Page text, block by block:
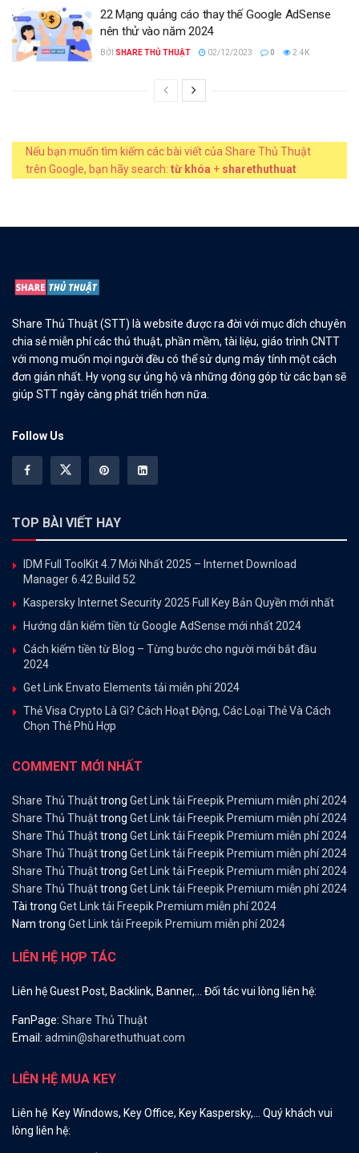
22 Mạng quảng cáo thay thế Google AdSense
nên thử vào năm 2024
BỞI SHARE THỦ THUẬT 02/12/2023 0 2.4K
Nếu bạn muốn tìm kiếm các bài viết của Share Thủ Thuật
trên Google, bạn hãy search: từ khóa + sharethuthuat
Share Thủ Thuật (STT) là website được ra đời với mục đích chuyên
chia sẻ miễn phí các thủ thuật, phần mềm, tài liệu, giáo trình CNTT
với mong muốn mọi người đều có thể sử dụng máy tính một cách
đơn giản nhất. Hy vọng sự ủng hộ và những đóng góp từ các bạn sẽ
giúp STT ngày càng phát triển hơn nữa.
Follow Us
TOP BÀI VIẾT HAY
IDM Full ToolKit 4.7 Mới Nhất 2025 – Internet Download
Manager 6.42 Build 52
Kaspersky Internet Security 2025 Full Key Bản Quyền mới nhất
Hướng dẫn kiếm tiền từ Google AdSense mới nhất 2024
Cách kiếm tiền từ Blog – Từng bước cho người mới bắt đầu
2024
Get Link Envato Elements tải miễn phí 2024
Thẻ Visa Crypto Là Gì? Cách Hoạt Động, Các Loại Thẻ Và Cách
Chọn Thẻ Phù Hợp
COMMENT MỚI NHẤT
Share Thủ Thuậttrong Get Link tải Freepik Premium miễn phí 2024
Share Thủ Thuậttrong Get Link tải Freepik Premium miễn phí 2024
Share Thủ Thuậttrong Get Link tải Freepik Premium miễn phí 2024
Share Thủ Thuậttrong Get Link tải Freepik Premium miễn phí 2024
Share Thủ Thuậttrong Get Link tải Freepik Premium miễn phí 2024
Share Thủ Thuậttrong Get Link tải Freepik Premium miễn phí 2024
Tài trong Get Link tải Freepik Premium miễn phí 2024
Nam trong Get Link tải Freepik Premium miễn phí 2024
LIÊN HỆ HỢP TÁC
Liên hệ Guest Post, Backlink, Banner,… Đối tác vui lòng liên hệ:
FanPage: Share Thủ Thuật
Email: admin@sharethuthuat.com
LIÊN HỆ MUA KEY
Liên hệ Key Windows, Key Office, Key Kaspersky,… Quý khách vui
lòng liên hệ: